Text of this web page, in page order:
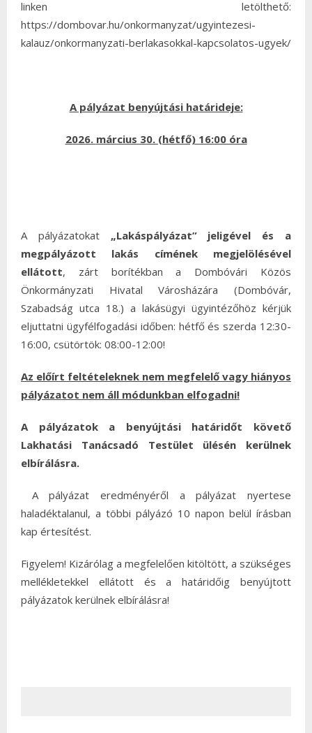
linken letölthető:
https://dombovar.hu/onkormanyzat/ugyintezesi-
kalauz/onkormanyzati-berlakasokkal-kapcsolatos-ugyek/
A pályázat benyújtási határideje:
2026. március 30. (hétfő) 16:00 óra
A pályázatokat „Lakáspályázat” jeligével és a
megpályázott lakás címének
megjelölésével
ellátott, zárt borítékban a Dombóvári Közös
Önkormányzati Hivatal Városházára (Dombóvár,
Szabadság utca 18.) a lakásügyi ügyintézőhöz kérjük
eljuttatni ügyfélfogadási időben: hétfő és szerda 12:30-
16:00, csütörtök: 08:00-12:00!
Az előírt feltételeknek nem megfelelő vagy hiányos
pályázatot nem áll módunkban elfogadni!
A pályázatok a benyújtási határidőt követő
Lakhatási Tanácsadó Testület ülésén kerülnek
elbírálásra.
A pályázat eredményéről a pályázat nyertese
haladéktalanul, a többi pályázó 10 napon belül írásban
kap értesítést.
Figyelem! Kizárólag a megfelelően kitöltött, a szükséges
mellékletekkel ellátott és a határidőig benyújtott
pályázatok kerülnek elbírálásra!